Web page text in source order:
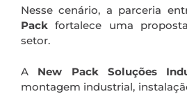
Nesse cenário, a parceria
Pack fortalece uma
setor.
A New Pack Soluções
montagem industrial,